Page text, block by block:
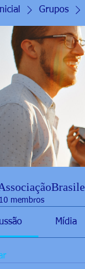
Grupos
10 membros
Mídia